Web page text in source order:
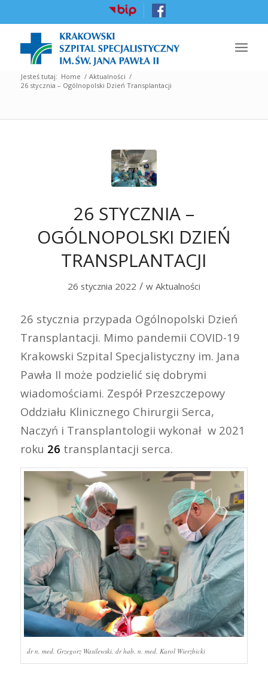
Jesteś tutaj: Home / Aktualności /
26 stycznia – Ogólnopolski Dzień Transplantacji
26 STYCZNIA –
OGÓLNOPOLSKI DZIEŃ
TRANSPLANTACJI
26 stycznia 2022 / w Aktualności
26 stycznia przypada Ogólnopolski Dzień
Transplantacji. Mimo pandemii COVID-19
Krakowski Szpital Specjalistyczny im. Jana
Pawła II może podzielić się dobrymi
wiadomościami. Zespół Przeszczepowy
Oddziału Klinicznego Chirurgii Serca,
Naczyń i Transplantologii wykonał w 2021
roku 26 transplantacji serca.
dr n. med. Grzegorz Wasilewski, dr hab. n. med. Karol Wierzbicki